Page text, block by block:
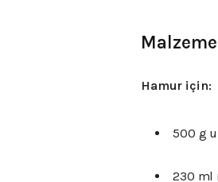
Hamur için:
500 g
230 ml